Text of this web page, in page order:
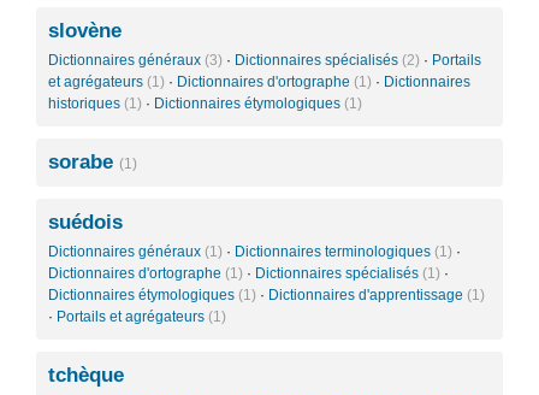
slovène
Dictionnaires généraux (3) · Dictionnaires spécialisés (2) · Portails
et agrégateurs (1) · Dictionnaires d'ortographe (1) · Dictionnaires
historiques (1) · Dictionnaires étymologiques (1)
sorabe (1)
suédois
Dictionnaires généraux (1) · Dictionnaires terminologiques (1) ·
Dictionnaires d'ortographe (1) · Dictionnaires spécialisés (1) ·
Dictionnaires étymologiques (1) · Dictionnaires d'apprentissage (1)
· Portails et agrégateurs (1)
tchèque